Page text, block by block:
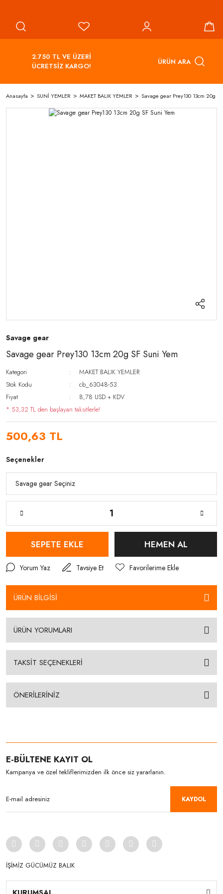
2.750 TL VE ÜZERİ
ÜCRETSİZ KARGO!
ÜRÜN ARA
Anasayfa SUNİ YEMLER MAKET BALIK YEMLER Savage gear Prey130 13cm 20g
Savage gear
Savage gear Prey130 13cm 20g SF Suni Yem
Kategori
MAKET BALIK YEMLER
Stok Kodu
cb_63048-53
Fiyat
8,78 USD + KDV
* 53,32 TL den başlayan taksitlerle!
500,63 TL
Seçenekler
SEPETE EKLE HEMEN AL
Yorum Yaz Tavsiye Et
ÜRÜN BİLGİSİ
ÜRÜN YORUMLARI
TAKSİT SEÇENEKLERİ
ÖNERİLERİNİZ
E-BÜLTENE KAYIT OL
Kampanya ve özel tekliflerimizden ilk önce siz yararlanın.
KAYDOL
İŞİMİZ GÜCÜMÜZ BALIK